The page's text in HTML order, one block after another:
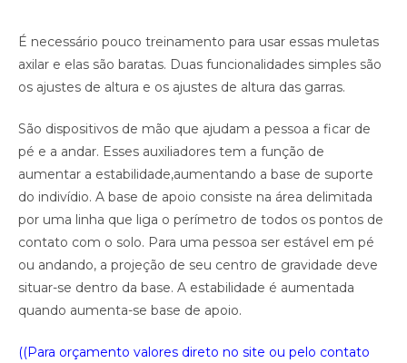
É necessário pouco treinamento para usar essas muletas
axilar e elas são baratas. Duas funcionalidades simples são
os ajustes de altura e os ajustes de altura das garras.
São dispositivos de mão que ajudam a pessoa a ficar de
pé e a andar. Esses auxiliadores tem a função de
aumentar a estabilidade,aumentando a base de suporte
do indivídio. A base de apoio consiste na área delimitada
por uma linha que liga o perímetro de todos os pontos de
contato com o solo. Para uma pessoa ser estável em pé
ou andando, a projeção de seu centro de gravidade deve
situar-se dentro da base. A estabilidade é aumentada
quando aumenta-se base de apoio.
((Para orçamento valores direto no site ou pelo contato